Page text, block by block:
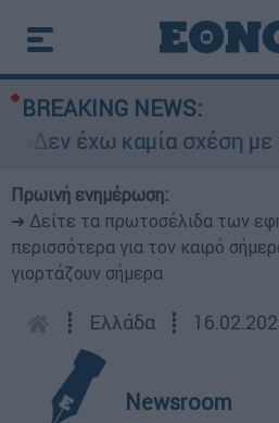
BREAKING NEWS:
έχω καμία σχέση με
Πρωινή ενημέρωση:
➔ Δείτε τα πρωτοσέλιδα των
περισσότερα για τον καιρό
γιορτάζουν σήμερα
┋ Ελλάδα ┋
Newsroom